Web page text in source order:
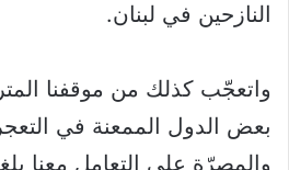
النازحين في لبنان.
واتعجّب كذلك من موقفنا
بعض الدول الممعنة في
والمصرّة على التعامل معنا